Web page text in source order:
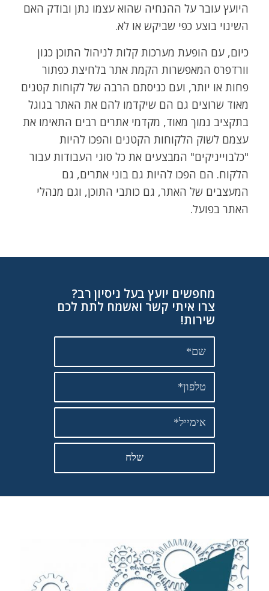
היועץ עובר על ההנחיה שהוא עצמו נתן ובודק האם
השינוי בוצע כפי שביקש או לא.
כיום, עם הופעת מערכות קלות לניהול התוכן כגון
וורדפרס המאפשרות הקמת אתר בלחיצת כפתור
פחות או יותר, ועם כניסתם הרבה של לקוחות קטנים
מאוד שרוצים גם הם שיקדמו להם את האתר בגוגל
בתקציב נמוך מאוד, מקדמי אתרים רבים התאימו את
עצמם לשוק הלקוחות הקטנים והפכו להיות
"כלבוייניקים" המבצעים את כל סוגי העבודות עבור
הלקוח. הם הפכו להיות גם בוני אתרים, גם
המעצבים של האתר, גם כותבי התוכן, וגם מנהלי
האתר בפועל.
מחפשים יועץ בעל ניסיון רב?
צרו איתי קשר ואשמח לתת לכם
שירות!